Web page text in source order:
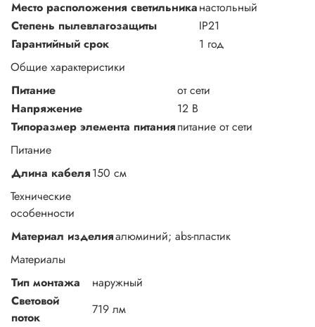
Габариты
Общие характеристики
Место расположения светильниканастольный
Степень пылевлагозащиты
IP21
Гарантийный срок
1 год
Питание
Питание
от сети
Напряжение
12 В
Типоразмер элемента питанияпитание от сети
Технические
особенности
Длина кабеля150 см
Материалы
Материал изделияалюминий; abs-пластик
Тип монтажа
наружный
Световой
поток
719 лм